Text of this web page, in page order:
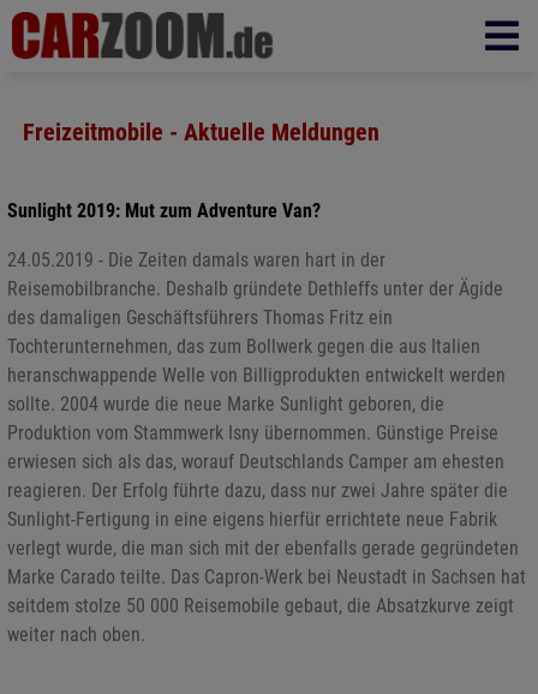
Freizeitmobile - Aktuelle Meldungen
Sunlight 2019: Mut zum Adventure Van?
24.05.2019 - Die Zeiten damals waren hart in der
Reisemobilbranche. Deshalb gründete Dethleffs unter der Ägide
des damaligen Geschäftsführers Thomas Fritz ein
Tochterunternehmen, das zum Bollwerk gegen die aus Italien
heranschwappende Welle von Billigprodukten entwickelt werden
sollte. 2004 wurde die neue Marke Sunlight geboren, die
Produktion vom Stammwerk Isny übernommen. Günstige Preise
erwiesen sich als das, worauf Deutschlands Camper am ehesten
reagieren. Der Erfolg führte dazu, dass nur zwei Jahre später die
Sunlight-Fertigung in eine eigens hierfür errichtete neue Fabrik
verlegt wurde, die man sich mit der ebenfalls gerade gegründeten
Marke Carado teilte. Das Capron-Werk bei Neustadt in Sachsen hat
seitdem stolze 50 000 Reisemobile gebaut, die Absatzkurve zeigt
weiter nach oben.